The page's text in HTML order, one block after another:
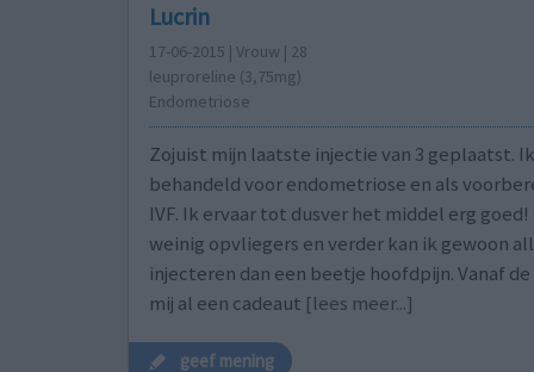
Lucrin
17-06-2015 | Vrouw | 28
leuproreline (3,75mg)
Endometriose
Zojuist mijn laatste injectie van 3 geplaatst.
behandeld voor endometriose en als
IVF. Ik ervaar tot dusver het middel erg
weinig opvliegers en verder kan ik gewoon
injecteren dan een beetje hoofdpijn. Vanaf
mij al een cadeaut [lees meer...]
geef mening